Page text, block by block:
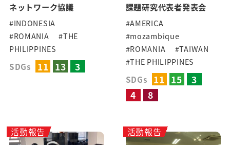
ネットワーク協議
#INDONESIA
#ROMANIA
#THE
PHILIPPINES
SDGs 11 13 3
課題研究代表者発表会
#AMERICA
#mozambique
#ROMANIA
#TAIWAN
#THE PHILIPPINES
SDGs 11 15
3
4
8
活動報告 活動報告